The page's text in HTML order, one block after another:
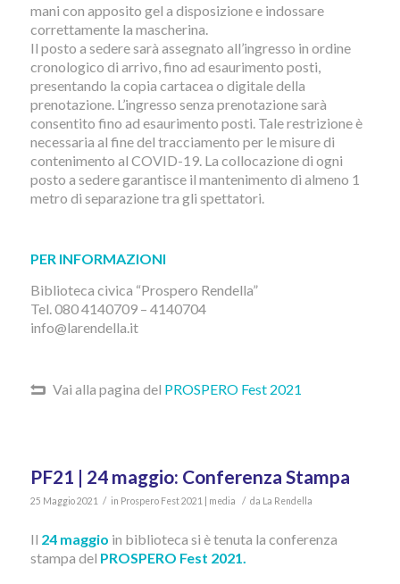
mani con apposito gel a disposizione e indossare
correttamente la mascherina.
Il posto a sedere sarà assegnato all’ingresso in ordine
cronologico di arrivo, fino ad esaurimento posti,
presentando la copia cartacea o digitale della
prenotazione. L’ingresso senza prenotazione sarà
consentito fino ad esaurimento posti. Tale restrizione è
necessaria al fine del tracciamento per le misure di
contenimento al COVID-19. La collocazione di ogni
posto a sedere garantisce il mantenimento di almeno 1
metro di separazione tra gli spettatori.
PER INFORMAZIONI
Biblioteca civica “Prospero Rendella”
Tel. 080 4140709 – 4140704
info@larendella.it
Vai alla pagina del PROSPERO Fest 2021
PF21 | 24 maggio: Conferenza Stampa
25 Maggio 2021 / in Prospero Fest 2021 | media / da La Rendella
Il 24 maggio in biblioteca si è tenuta la conferenza
stampa del PROSPERO Fest 2021.